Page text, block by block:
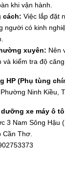
khi vận hành.
cách: Việc lắp đặt
người có kinh
xuyên: Nên
và kiểm tra độ căng
HP (Phụ tùng
Ninh Kiều,
xe máy ô tô
3 Nam Sông Hậu
Cần Thơ.